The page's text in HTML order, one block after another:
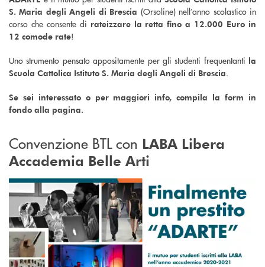
S. Maria degli Angeli di Brescia (Orsoline) nell’anno scolastico in
corso che consente di rateizzare la retta fino a 12.000 Euro in
12 comode rate!
Uno strumento pensato appositamente per gli studenti frequentanti la
Scuola Cattolica Istituto S. Maria degli Angeli di Brescia.
Se sei interessato o per maggiori info, compila la form in
fondo alla pagina.
Convenzione BTL con LABA Libera
Accademia Belle Arti